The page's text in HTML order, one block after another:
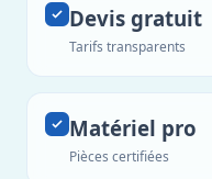
Devis gratuit
Tarifs transparents
Matériel pro
Pièces certifiées